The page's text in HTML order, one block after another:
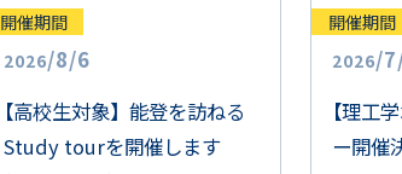
開催期間
2026/8/6
【高校生対象】能登を訪ねる
Study tourを開催します
開催期間
2026/7
【理工
ー開催